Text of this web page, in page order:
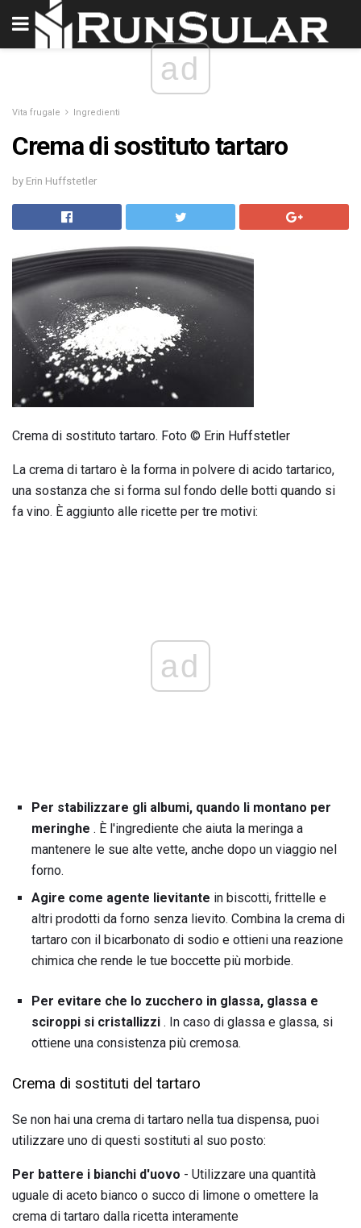
ad
Vita frugale Ingredienti
Crema di sostituto tartaro
by Erin Huffstetler
Crema di sostituto tartaro. Foto © Erin Huffstetler
La crema di tartaro è la forma in polvere di acido tartarico,
una sostanza che si forma sul fondo delle botti quando si
fa vino. È aggiunto alle ricette per tre motivi:
ad
Per stabilizzare gli albumi, quando li montano per
meringhe . È l'ingrediente che aiuta la meringa a
mantenere le sue alte vette, anche dopo un viaggio nel
forno.
Agire come agente lievitante in biscotti, frittelle e
altri prodotti da forno senza lievito. Combina la crema di
tartaro con il bicarbonato di sodio e ottieni una reazione
chimica che rende le tue boccette più morbide.
Per evitare che lo zucchero in glassa, glassa e
sciroppi si cristallizzi . In caso di glassa e glassa, si
ottiene una consistenza più cremosa.
Crema di sostituti del tartaro
Se non hai una crema di tartaro nella tua dispensa, puoi
utilizzare uno di questi sostituti al suo posto:
Per battere i bianchi d'uovo - Utilizzare una quantità
uguale di aceto bianco o succo di limone o omettere la
crema di tartaro dalla ricetta interamente